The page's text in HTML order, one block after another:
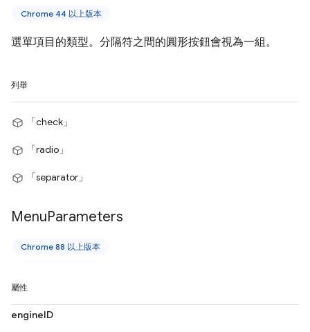
Chrome 44 以上版本
選單項目的類型。分隔符之間的圓形按鈕會視為一組。
列舉
「check」
「radio」
「separator」
MenuParameters
Chrome 88 以上版本
屬性
engineID